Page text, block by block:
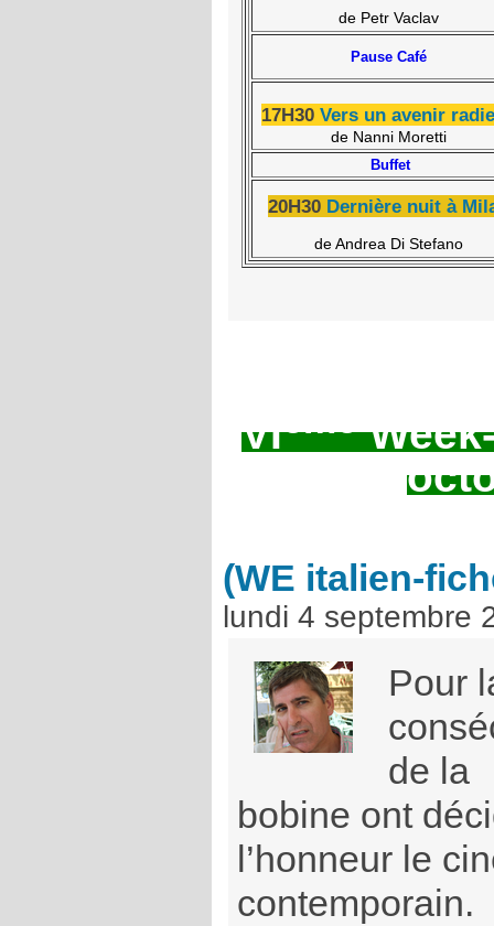
de Petr Vaclav
Pause Café
17H30 Vers un avenir
de Nanni Moretti
Buffet
20H30 Dernière nuit à
de Andrea Di Stefano
VI
(WE italien-
lundi 4 septembre
Pour
de la
bobine ont
l’honneur le
contemporain.